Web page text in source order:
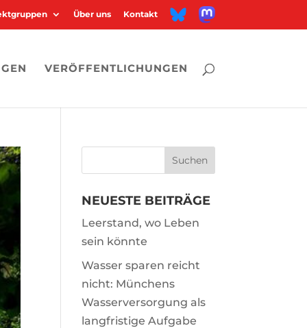
Über uns Kontakt
B
u
M
a
n
VERÖFFENTLICHUNGEN
NEUESTE BEITRÄGE
Leerstand, wo Leben
sein könnte
Wasser sparen reicht
nicht: Münchens
Wasserversorgung als
langfristige Aufgabe